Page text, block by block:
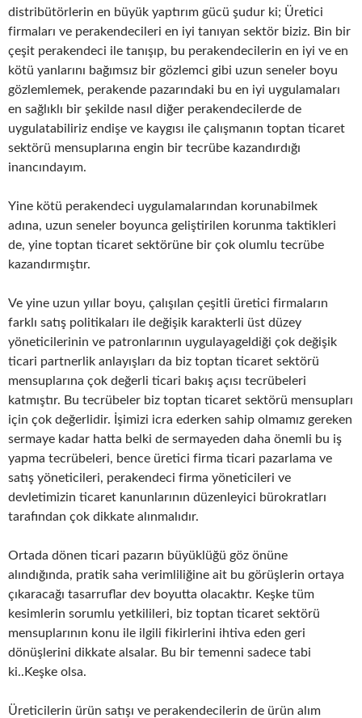
distribütörlerin en büyük yaptırım gücü şudur ki; Üretici
firmaları ve perakendecileri en iyi tanıyan sektör biziz. Bin bir
çeşit perakendeci ile tanışıp, bu perakendecilerin en iyi ve en
kötü yanlarını bağımsız bir gözlemci gibi uzun seneler boyu
gözlemlemek, perakende pazarındaki bu en iyi uygulamaları
en sağlıklı bir şekilde nasıl diğer perakendecilerde de
uygulatabiliriz endişe ve kaygısı ile çalışmanın toptan ticaret
sektörü mensuplarına engin bir tecrübe kazandırdığı
inancındayım.
Yine kötü perakendeci uygulamalarından korunabilmek
adına, uzun seneler boyunca geliştirilen korunma taktikleri
de, yine toptan ticaret sektörüne bir çok olumlu tecrübe
kazandırmıştır.
Ve yine uzun yıllar boyu, çalışılan çeşitli üretici firmaların
farklı satış politikaları ile değişik karakterli üst düzey
yöneticilerinin ve patronlarının uygulayageldiği çok değişik
ticari partnerlik anlayışları da biz toptan ticaret sektörü
mensuplarına çok değerli ticari bakış açısı tecrübeleri
katmıştır. Bu tecrübeler biz toptan ticaret sektörü mensupları
için çok değerlidir. İşimizi icra ederken sahip olmamız gereken
sermaye kadar hatta belki de sermayeden daha önemli bu iş
yapma tecrübeleri, bence üretici firma ticari pazarlama ve
satış yöneticileri, perakendeci firma yöneticileri ve
devletimizin ticaret kanunlarının düzenleyici bürokratları
tarafından çok dikkate alınmalıdır.
Ortada dönen ticari pazarın büyüklüğü göz önüne
alındığında, pratik saha verimliliğine ait bu görüşlerin ortaya
çıkaracağı tasarruflar dev boyutta olacaktır. Keşke tüm
kesimlerin sorumlu yetkilileri, biz toptan ticaret sektörü
mensuplarının konu ile ilgili fikirlerini ihtiva eden geri
dönüşlerini dikkate alsalar. Bu bir temenni sadece tabi
ki..Keşke olsa.
Üreticilerin ürün satışı ve perakendecilerin de ürün alım